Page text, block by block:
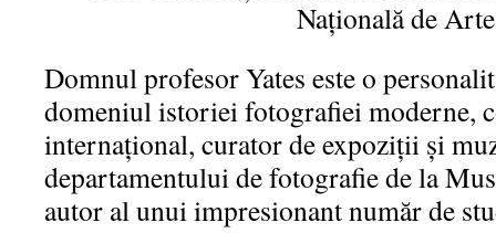
Națională de
Domnul profesor Yates este o
domeniul istoriei fotografiei moderne,
internațional, curator de expoziții și
departamentului de fotografie de la
autor al unui impresionant număr de